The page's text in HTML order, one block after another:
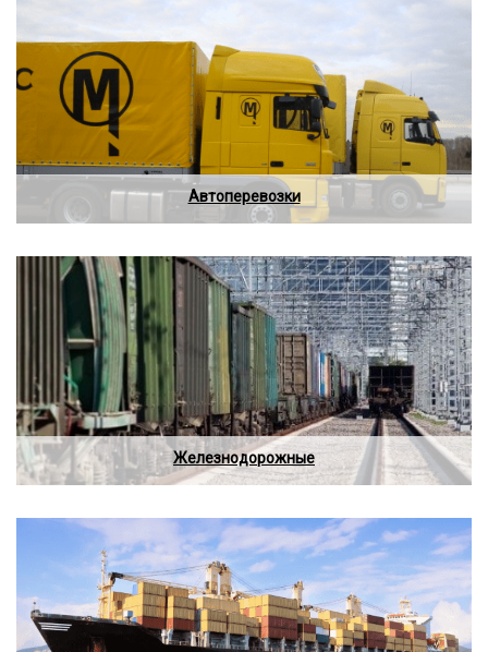
Автоперевозки
Железнодорожные